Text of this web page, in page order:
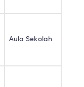
Aula Sekolah